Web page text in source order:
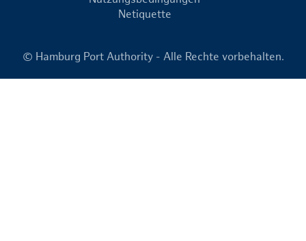
Netiquette
© Hamburg Port Authority - Alle Rechte vorbehalten.